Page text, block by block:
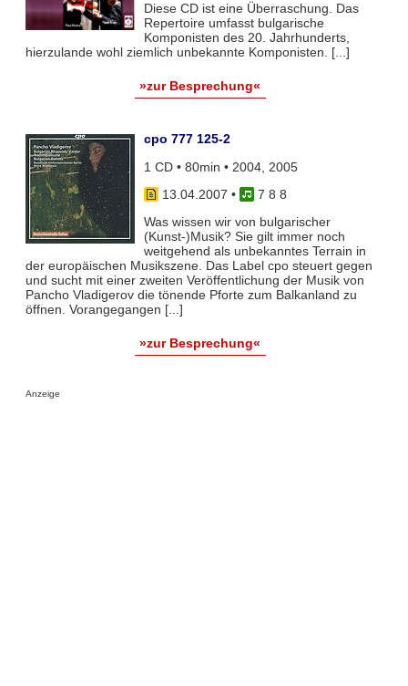
Diese CD ist eine Überraschung. Das
Repertoire umfasst bulgarische
Komponisten des 20. Jahrhunderts,
hierzulande wohl ziemlich unbekannte Komponisten. [...]
»zur Besprechung«
cpo 777 125-2
1 CD • 80min • 2004, 2005
13.04.2007 •
7 8 8
Was wissen wir von bulgarischer
(Kunst-)Musik? Sie gilt immer noch
weitgehend als unbekanntes Terrain in
der europäischen Musikszene. Das Label cpo steuert gegen
und sucht mit einer zweiten Veröffentlichung der Musik von
Pancho Vladigerov die tönende Pforte zum Balkanland zu
öffnen. Vorangegangen [...]
»zur Besprechung«
Anzeige